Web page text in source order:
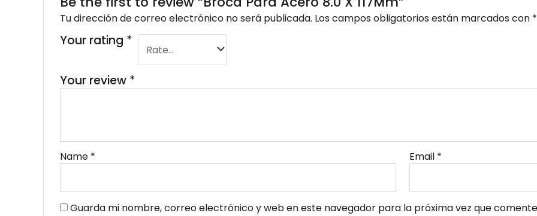
Tu dirección de correo electrónico no será publicada. Los campos obligatorios están marcados con *
Your rating *
Your review *
Name * Email *
Guarda mi nombre, correo electrónico y web en este navegador para la próxima vez que